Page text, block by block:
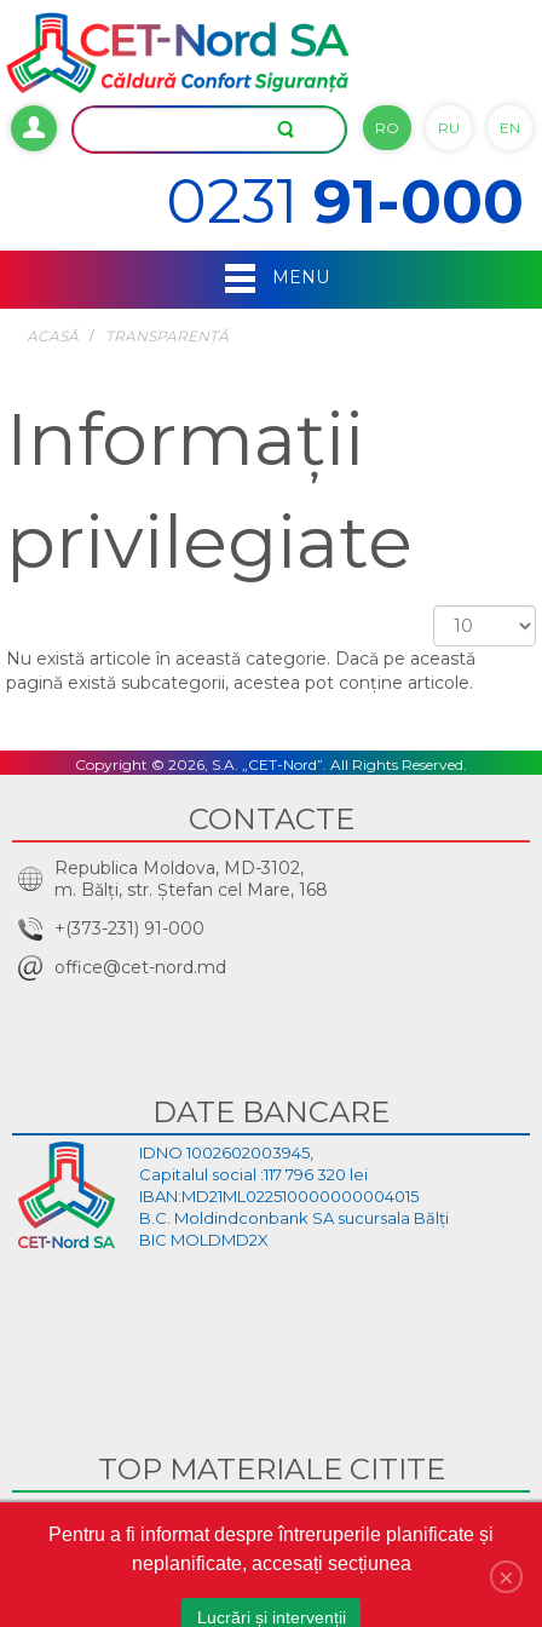
RO RU EN
0231 91-000
MENU
ACASĂ TRANSPARENȚĂ
Informații
privilegiate
Afișare
#
Nu există articole în această categorie. Dacă pe această
pagină există subcategorii, acestea pot conține articole.
Copyright © 2026, S.A. „CET-Nord”. All Rights Reserved.
CONTACTE
Republica Moldova, MD-3102,
m. Bălţi, str. Ştefan cel Mare, 168
+(373-231) 91-000
office@cet-nord.md
DATE BANCARE
IDNO 1002602003945,
Capitalul social :117 796 320 lei
IBAN:MD21ML022510000000004015
B.C. Moldindconbank SA sucursala Bălți
BIC MOLDMD2X
TOP MATERIALE CITITE
CET-Nord
CET-Nord are un nou director general interimar
S.A. „CET-Nord” a participat la Misiunea Economică a
oamenilor de afaceri din Republica Moldova în Austria
×
Pentru a fi informat despre întreruperile planificate și
neplanificate, accesați secțiunea
Lucrări și intervenții